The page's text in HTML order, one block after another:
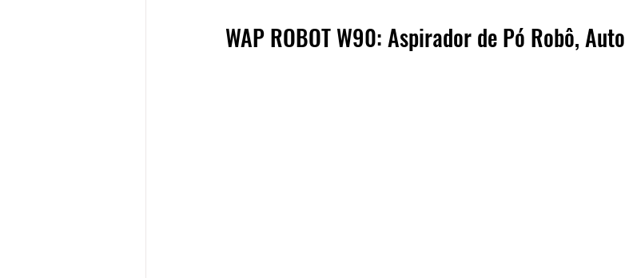
WAP ROBOT W90: Aspirador de Pó Robô,